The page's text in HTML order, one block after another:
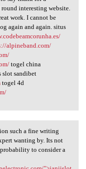
interesting website.
work. I cannot be
again and again. situs
alpineband.com/
togel china
slot sandibet
togel 4d
such a fine writing
wanting by. Its not
to consider a